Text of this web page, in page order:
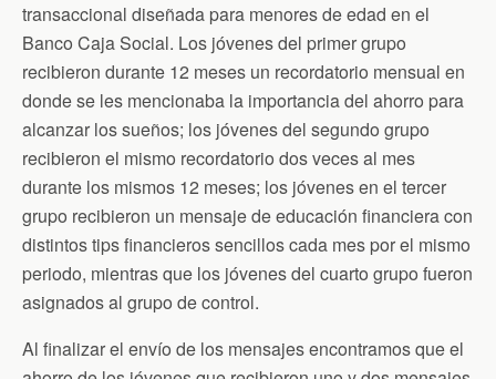
transaccional diseñada para menores de edad en el
Banco Caja Social. Los jóvenes del primer grupo
recibieron durante 12 meses un recordatorio mensual en
donde se les mencionaba la importancia del ahorro para
alcanzar los sueños; los jóvenes del segundo grupo
recibieron el mismo recordatorio dos veces al mes
durante los mismos 12 meses; los jóvenes en el tercer
grupo recibieron un mensaje de educación financiera con
distintos tips financieros sencillos cada mes por el mismo
periodo, mientras que los jóvenes del cuarto grupo fueron
asignados al grupo de control.
Al finalizar el envío de los mensajes encontramos que el